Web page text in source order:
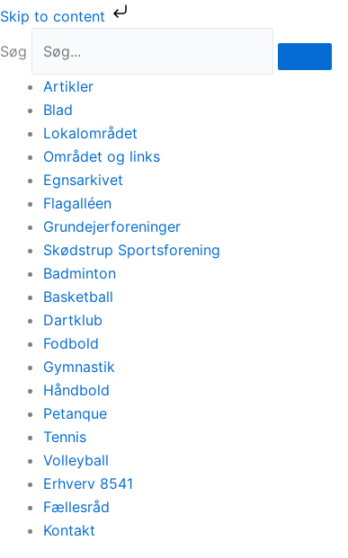
Skip to content
Gå
indholdet
Søg
Artikler
Blad
Lokalområdet
Området og links
Egnsarkivet
Flagalléen
Grundejerforeninger
Skødstrup Sportsforening
Badminton
Basketball
Dartklub
Fodbold
Gymnastik
Håndbold
Petanque
Tennis
Volleyball
Erhverv 8541
Fællesråd
Kontakt